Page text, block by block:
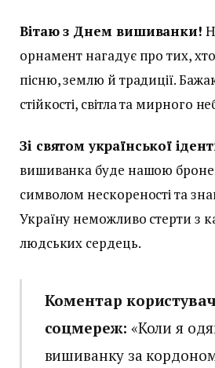
Вітаю з Днем вишиванки!
орнамент нагадує про тих,
пісню, землю й традиції.
стійкості, світла та мирного
Зі святом української
вишиванка буде нашою
символом нескореності та
Україну неможливо стерти з
людських сердець.
Коментар
соцмереж: «Коли я
вишиванку за